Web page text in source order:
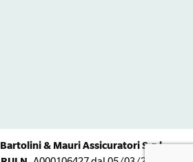
Bartolini & Mauri Assicuratori S.r.l.